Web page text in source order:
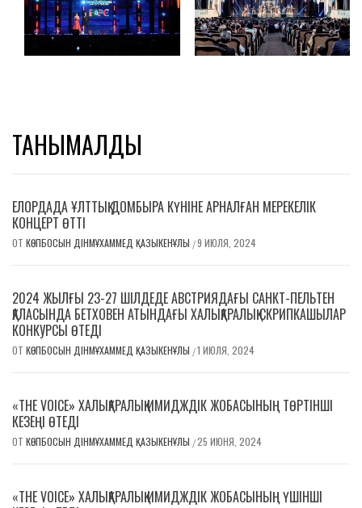
ТАНЫМАЛДЫ
ЕЛОРДАДА ҰЛТТЫҚ ДОМБЫРА КҮНІНЕ АРНАЛҒАН МЕРЕКЕЛІК
КОНЦЕРТ ӨТТІ
ОТ КӨПБОСЫН ДІНМҰХАММЕД ҚАЗЫКЕНҰЛЫ /9 ИЮЛЯ, 2024
2024 ЖЫЛҒЫ 23-27 ШІЛДЕДЕ АВСТРИЯДАҒЫ САНКТ-ПЕЛЬТЕН
ҚАЛАСЫНДА БЕТХОВЕН АТЫНДАҒЫ ХАЛЫҚАРАЛЫҚ СКРИПКАШЫЛАР
КОНКУРСЫ ӨТЕДІ
ОТ КӨПБОСЫН ДІНМҰХАММЕД ҚАЗЫКЕНҰЛЫ /1 ИЮЛЯ, 2024
«THE VOICE» ХАЛЫҚАРАЛЫҚ ИМИДЖДІК ЖОБАСЫНЫҢ ТӨРТІНШІ
КЕЗЕҢІ ӨТЕДІ
ОТ КӨПБОСЫН ДІНМҰХАММЕД ҚАЗЫКЕНҰЛЫ /25 ИЮНЯ, 2024
«THE VOICE» ХАЛЫҚАРАЛЫҚ ИМИДЖДІК ЖОБАСЫНЫҢ ҮШІНШІ